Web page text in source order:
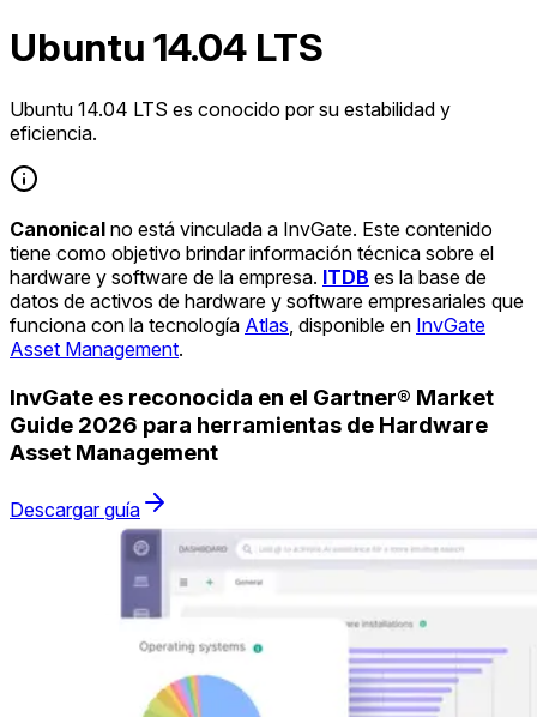
Ubuntu 14.04 LTS
Ubuntu 14.04 LTS es conocido por su estabilidad y
eficiencia.
Canonical no está vinculada a InvGate. Este contenido
tiene como objetivo brindar información técnica sobre el
hardware y software de la empresa. ITDB es la base de
datos de activos de hardware y software empresariales que
funciona con la tecnología Atlas , disponible en InvGate
Asset Management.
InvGate es reconocida en el Gartner® Market
Guide 2026 para herramientas de Hardware
Asset Management
Descargar guía